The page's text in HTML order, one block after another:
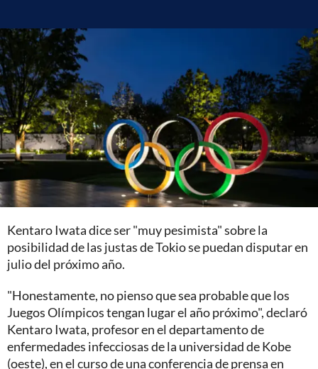
Kentaro Iwata dice ser "muy pesimista" sobre la
posibilidad de las justas de Tokio se puedan disputar en
julio del próximo año.
"Honestamente, no pienso que sea probable que los
Juegos Olímpicos tengan lugar el año próximo", declaró
Kentaro Iwata, profesor en el departamento de
enfermedades infecciosas de la universidad de Kobe
(oeste), en el curso de una conferencia de prensa en